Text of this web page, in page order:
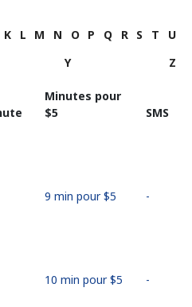
K L M N O P Q R S T
U
Y Z
Minutes pour
⁦$5⁩
SMS
9 min pour ⁦$5⁩ -
10 min pour ⁦$5⁩ -